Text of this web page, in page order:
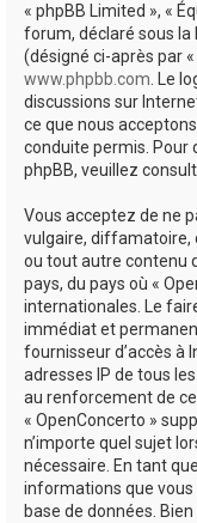
« phpBB Limited », «
forum, déclaré sous la
(désigné ci-après par
www.phpbb.com. Le
discussions sur
ce que nous
conduite permis. Pour
phpBB, veuillez
Vous acceptez de ne
vulgaire, diffamatoire,
ou tout autre contenu
pays, du pays où «
internationales. Le
immédiat et
fournisseur d’accès à
adresses IP de tous
au renforcement de
« OpenConcerto »
n’importe quel sujet
nécessaire. En tant
informations que vous
base de données.